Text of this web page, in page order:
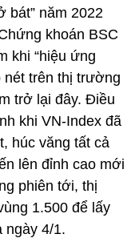
bát” năm 2022
khoán BSC
khi “hiệu ứng
nét trên thị trường
trở lại đây. Điều
khi VN-Index đã
húc văng tất cả
lên đỉnh cao mới
phiên tới, thị
1.500 để lấy
ngày 4/1.